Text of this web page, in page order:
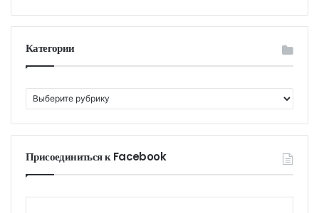
Категории
а
т
е
г
и
Присоединиться к Facebook